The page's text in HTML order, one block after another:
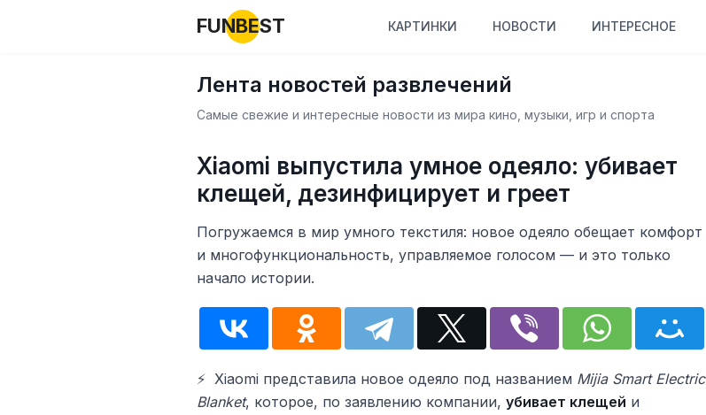
FUNBEST КАРТИНКИ НОВОСТИ ИНТЕРЕСНОЕ
Лента новостей развлечений
Самые свежие и интересные новости из мира кино, музыки, игр и спорта
Xiaomi выпустила умное одеяло: убивает
клещей, дезинфицирует и греет
Погружаемся в мир умного текстиля: новое одеяло обещает комфорт
и многофункциональность, управляемое голосом — и это только
начало истории.
⚡ ️ Xiaomi представила новое одеяло под названием Mijia Smart Electric
Blanket, которое, по заявлению компании, убивает клещей и